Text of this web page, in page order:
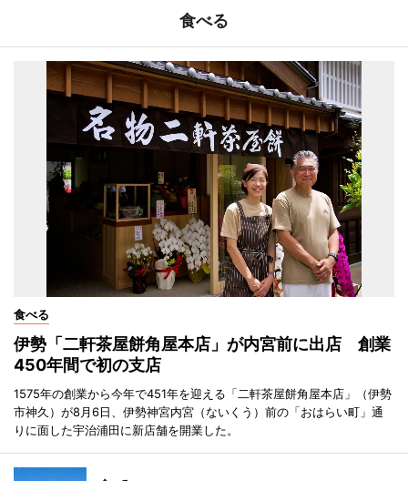
食べる
食べる
伊勢「二軒茶屋餅角屋本店」が内宮前に出店 創業
450年間で初の支店
1575年の創業から今年で451年を迎える「二軒茶屋餅角屋本店」（伊勢
市神久）が8月6日、伊勢神宮内宮（ないくう）前の「おはらい町」通
りに面した宇治浦田に新店舗を開業した。